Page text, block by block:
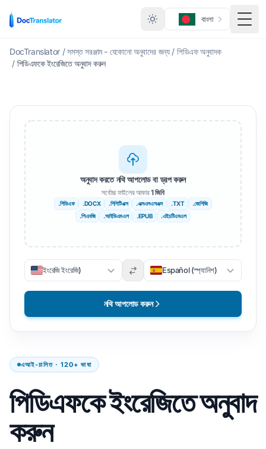
বাংলা
মেনু
DocTranslator / সমস্ত সরঞ্জাম - যেকোনো অনুবাদের জন্য / পিডিএফ অনুবাদক
/ পিডিএফকে ইংরেজিতে অনুবাদ করুন
এআই-চালিত · 120+ ভাষা
পিডিএফকে ইংরেজিতে অনুবাদ
করুন
অনুবাদ করতে নথি আপলোড বা ড্রপ করুন
সর্বোচ্চ ফাইলের আকার1 জিবি
.পিডিএফ .DOCX .পিপিটিএক্স .এক্সএলএসএক্স .TXT
.জেপিজি
.পিএনজি
.আইডিএমএল .EPUB .এইচটিএমএল
ইংরেজি ইংরেজি) Español (স্প্যানিশ)
নথি আপলোড করুন